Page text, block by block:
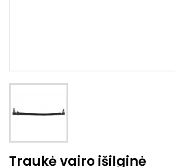
Traukė vairo išilginė